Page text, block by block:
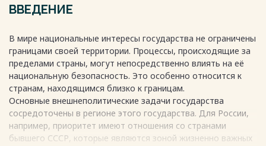
2.1 Военное сотрудничество в рамках СНГ
…………………………………......13
безопасности государств СНГ: нормативно-правовые
основы ….………………………………………….17
ЗАКЛЮЧЕНИЕ……………………………………………………………………..21
БИБЛИОГРАФИЧЕСКИЙ СПИСОК………………………………………….
….23
Весь текст будет доступенпосле покупки
ВВЕДЕНИЕ
В мире национальные интересы государства не ограничены
границами своей территории. Процессы, происходящие за
пределами страны, могут непосредственно влиять на её
национальную безопасность. Это особенно относится к
странам, находящимся близко к границам.
Основные внешнеполитические задачи государства
сосредоточены в регионе этого государства. Для России,
например, приоритет имеют отношения со странами
бывшего СССР, которые являются зоной жизненно важных